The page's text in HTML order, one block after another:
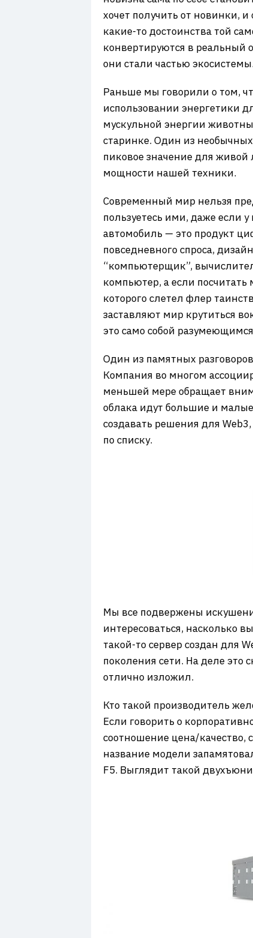
хочет получить от новинки,
какие-то достоинства той
конвертируются в реальный
они стали частью экосистемы.
Раньше мы говорили о том,
использовании энергетики
мускульной энергии
старинке. Один из
пиковое значение для
мощности нашей техники.
Современный мир нельзя
пользуетесь ими, даже если
автомобиль — это продукт
повседневного спроса,
“компьютерщик”,
компьютер, а если посчитать
которого слетел флер
заставляют мир крутиться
это само собой
Один из памятных
Компания во многом
меньшей мере обращает
облака идут большие и
создавать решения для
по списку.
Мы все подвержены
интересоваться, насколько
такой-то сервер создан для
поколения сети. На деле это
отлично изложил.
Кто такой производитель
Если говорить о
соотношение цена/качество,
название модели
F5. Выглядит такой